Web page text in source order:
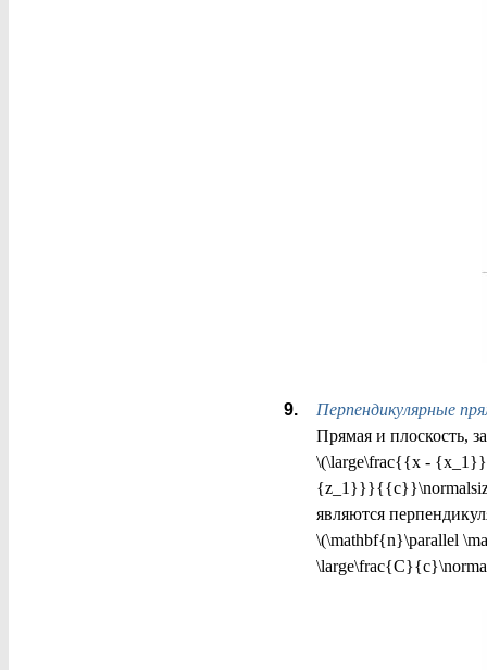
Перпендикулярные
Прямая и плоскость,
\(\large\frac{{x -
являются
\(\mathbf{n}\parallel